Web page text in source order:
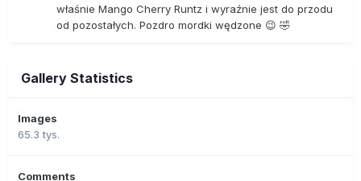
właśnie Mango Cherry Runtz i wyraźnie jest do przodu
od pozostałych. Pozdro mordki wędzone 😉 🤣
Gallery Statistics
Images
65.3 tys.
Comments